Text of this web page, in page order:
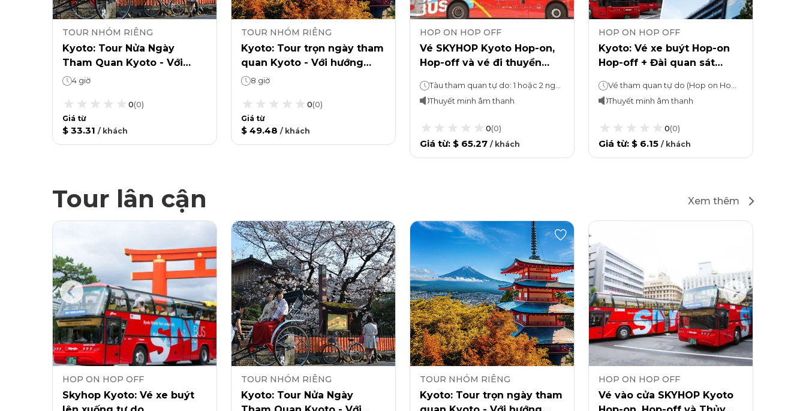
TOUR NHÓM RIÊNG
Kyoto: Tour Nửa Ngày
Tham Quan Kyoto - Với
Hướng Dẫn Viên Địa
4 giờ
0(0)
Giá từ
$ 33.31 / khách
TOUR NHÓM RIÊNG
Kyoto: Tour trọn ngày tham
quan Kyoto - Với hướng
dẫn viên địa phương
8 giờ
0(0)
Giá từ
$ 49.48 / khách
HOP ON HOP OFF
Vé SKYHOP Kyoto Hop-on,
Hop-off và vé đi thuyền
Tàu tham quan tự do: 1 hoặc 2 ngày (tùy chọn)Thời gian đi thuyền: 2 giờ
Thuyết minh âm thanh
0(0)
Giá từ: $ 65.27 / khách
HOP ON HOP OFF
Kyoto: Vé xe buýt Hop-on
Hop-off + Đài quan sát
Vé tham quan tự do (Hop on Hop off): 1 ngàyĐài quan sát Tháp Kyoto - tham quan bao lâu tùy thích
Thuyết minh âm thanh
0(0)
Giá từ: $ 6.15 / khách
Tour lân cận Xem thêm
HOP ON HOP OFF
Skyhop Kyoto: Vé xe buýt
TOUR NHÓM RIÊNG
Kyoto: Tour Nửa Ngày
TOUR NHÓM RIÊNG
Kyoto: Tour trọn ngày tham
HOP ON HOP OFF
Vé vào cửa SKYHOP Kyoto